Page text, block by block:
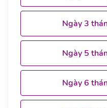
Ngày 3
Ngày 5
Ngày 6